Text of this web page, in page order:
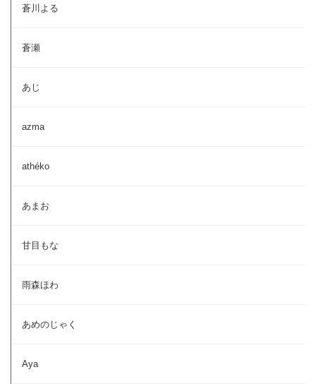
蒼川よる
蒼瀬
あじ
azma
athéko
あまお
甘目もな
雨森ほわ
あめのじゃく
Aya